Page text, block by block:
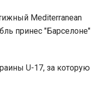
Mediterranean
принес "Барселоне"
U-17, за которую